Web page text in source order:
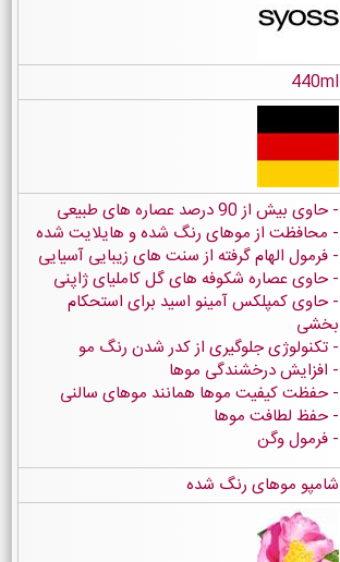
440ml
حاوی بیش از 90 درصد عصاره های طبیعی
محافظت از موهای رنگ شده و هایلایت شده
فرمول الهام گرفته از سنت های زیبایی آسیایی
حاوی عصاره شکوفه های گل کاملیای ژاپنی
حاوی کمپلکس آمینو اسید برای استحکام
بخشی
تکنولوژی جلوگیری از کدر شدن رنگ مو
افزایش درخشندگی موها
حفظت کیفیت موها همانند موهای سالنی
حفظ لطافت موها
فرمول وگن
شامپو موهای رنگ شده